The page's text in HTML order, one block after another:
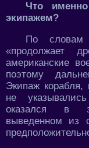
Что
экипажем?
По словам
«продолжает
американские
поэтому
Экипаж корабля,
не
оказался в
выведенном из